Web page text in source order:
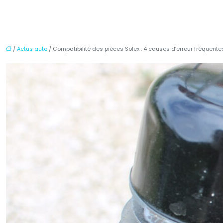
/Actus auto / Compatibilité des pièces Solex : 4 causes d’erreur